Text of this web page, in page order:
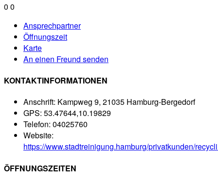
0 0
Ansprechpartner
Öffnungszeit
Karte
An einen Freund senden
KONTAKTINFORMATIONEN
Anschrift: Kampweg 9, 21035 Hamburg-Bergedorf
GPS: 53.47644,10.19829
Telefon: 04025760
Website:
https://www.stadtreinigung.hamburg/privatkunden/
ÖFFNUNGSZEITEN